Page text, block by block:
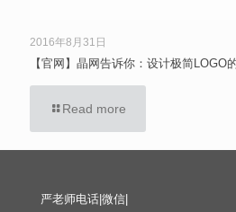
2016年8月31日
【官网】晶网告诉你：设计极简LOGO
Read more
严老师电话|微信|